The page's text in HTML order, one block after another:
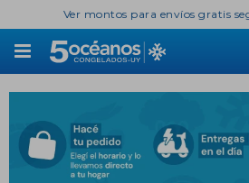
Ver montos para envíos gratis
